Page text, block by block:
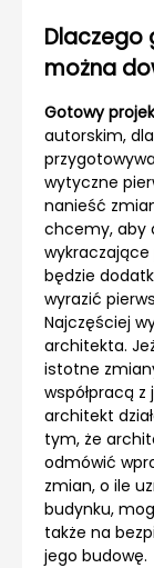
Dlaczego
można
Gotowy
autorskim,
wytyczne
nanieść
chcemy, aby
będzie
wyrazić
Najczęściej
architekta.
istotne
współpracą
architekt
tym, że
odmówić
zmian, o ile
budynku,
także na
jego budowę.